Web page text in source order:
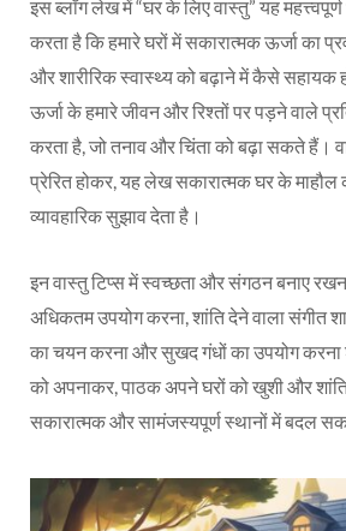
इस ब्लॉग लेख में “घर के लिए वास्तु” यह
करता है कि हमारे घरों में सकारात्मक ऊर्जा का
और शारीरिक स्वास्थ्य को बढ़ाने में कैसे सहायक
ऊर्जा के हमारे जीवन और रिश्तों पर पड़ने वाले
करता है, जो तनाव और चिंता को बढ़ा सकते हैं।
प्रेरित होकर, यह लेख सकारात्मक घर के माहौल
व्यावहारिक सुझाव देता है।
इन वास्तु टिप्स में स्वच्छता और संगठन बनाए
अधिकतम उपयोग करना, शांति देने वाला संगीत
का चयन करना और सुखद गंधों का उपयोग करना
को अपनाकर, पाठक अपने घरों को खुशी और
सकारात्मक और सामंजस्यपूर्ण स्थानों में बदल